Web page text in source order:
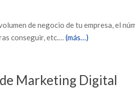
de negocio de tu empresa, el
conseguir, etc.…(más…)
Marketing Digital